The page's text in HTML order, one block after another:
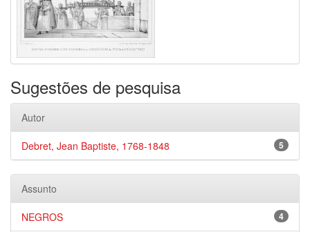
Sugestões de pesquisa
Autor
5
Debret, Jean Baptiste, 1768-1848
Assunto
4
NEGROS